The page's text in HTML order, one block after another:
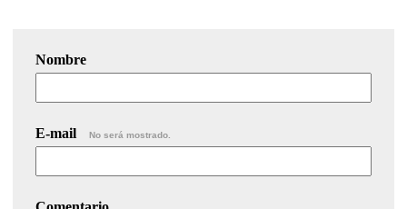
Nombre
E-mail No será mostrado.